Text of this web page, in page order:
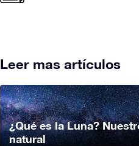
Leer mas artículos
¿Qué es la Luna?
natural